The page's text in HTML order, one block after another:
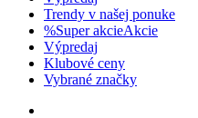
Trendy v našej ponuke
%Super akcieAkcie
Výpredaj
Klubové ceny
Vybrané značky